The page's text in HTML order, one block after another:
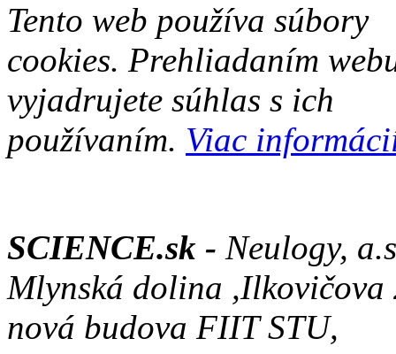
Tento web používa súbory
cookies. Prehliadaním
vyjadrujete súhlas s ich
používaním. Viac
SCIENCE.sk - Neulogy,
Mlynská dolina ,Ilkovičova
nová budova FIIT STU,